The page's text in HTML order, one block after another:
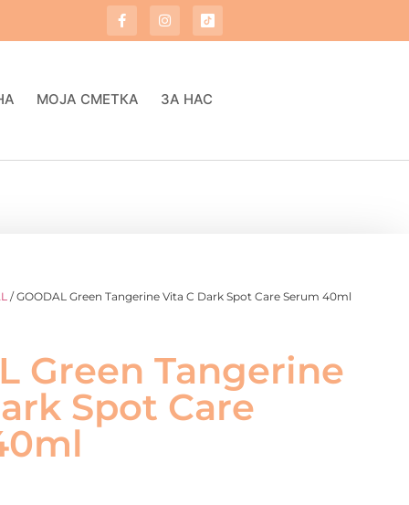
МОЈА СМЕТКА ЗА НАС
/ GOODAL Green Tangerine Vita C Dark Spot Care Serum 40ml
Green Tangerine
Spot Care